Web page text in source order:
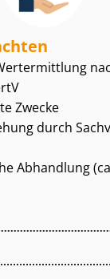
Zwecke
durch
Abhandlung